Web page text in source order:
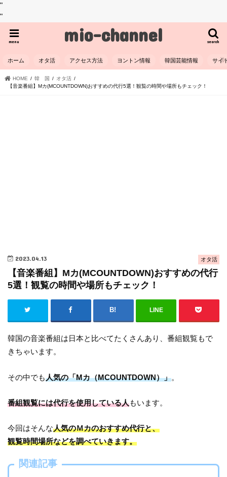
"
"
mio-channel search
menu
ホーム オタ活 アクセス方法 ヨントン情報 韓国芸能情報 サイ
HOME 韓 国
オタ活
【音楽番組】Mカ(MCOUNTDOWN)おすすめの代行5選！観覧の時間や場所もチェック！
オタ活
2023.04.13
【音楽番組】Mカ(MCOUNTDOWN)おすすめの代行
5選！観覧の時間や場所もチェック！
LINE
韓国の音楽番組は日本と比べてたくさんあり、番組観覧もで
きちゃいます。
その中でも人気の「Mカ（MCOUNTDOWN）」。
番組観覧には代行を使用している人もいます。
今回はそんな人気のＭカのおすすめ代行と、
観覧時間場所などを調べていきます。
関連記事